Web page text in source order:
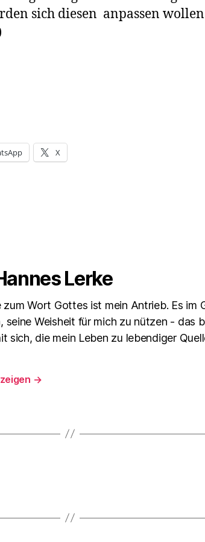
sich diesen anpassen
X
Lerke
zum Wort Gottes ist mein Antrieb. Es im
seine Weisheit für mich zu nützen - das
sich, die mein Leben zu lebendiger
→